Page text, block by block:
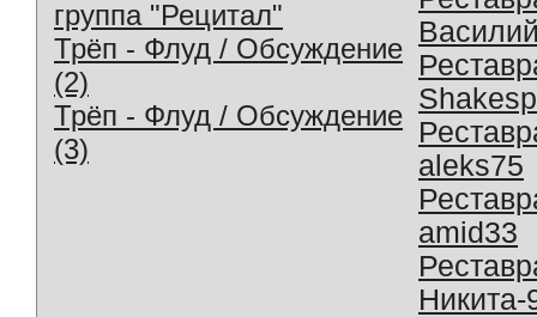
группа "Рецитал"
Трёп - Флуд / Обсуждение
(2)
Трёп - Флуд / Обсуждение
(3)
aleks75
amid33
Никита-